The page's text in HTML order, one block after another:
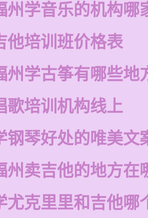
州学音乐的机构哪
他培训班价格表
州学古筝有哪些地
歌培训机构线上
钢琴好处的唯美文
州卖吉他的地方在
尤克里里和吉他哪